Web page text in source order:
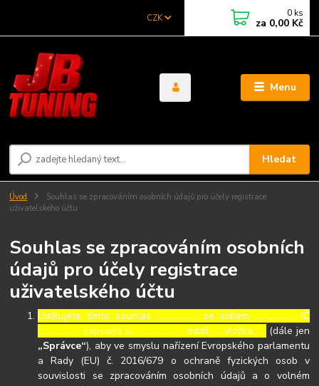
Menu
CZK
Hledat
0 ks
za 0,00 Kč
Úvod
Souhlas se zpracováním osobních údajů pro účely registrace
uživatelského účtu
Souhlas se zpracováním osobních
údajů pro účely registrace
uživatelského účtu
Udělujete tímto souhlas ……………..., se sídlem ………………, IČ
………………., zapsaná u ………………… , oddíl …, vložka ….. (dále jen
„Správce“), aby ve smyslu nařízení Evropského parlamentu
a Rady (EU) č. 2016/679 o ochraně fyzických osob v
souvislosti se zpracováním osobních údajů a o volném